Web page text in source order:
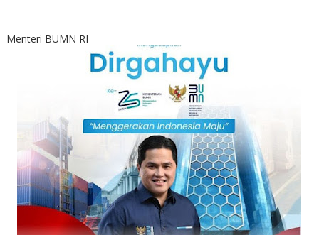
Menteri BUMN RI